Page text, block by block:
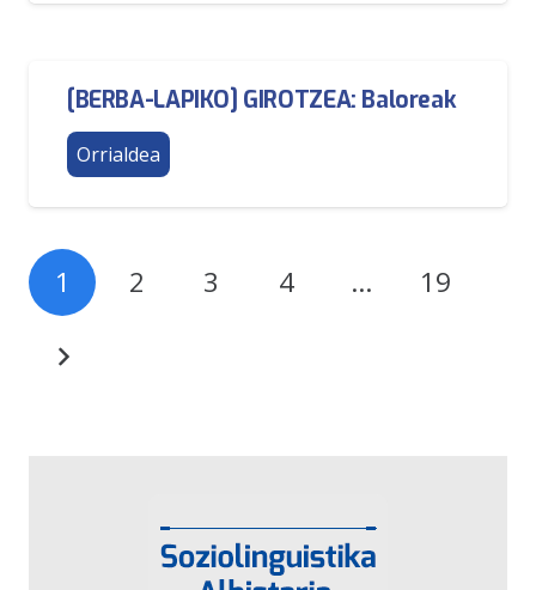
[BERBA-LAPIKO] GIROTZEA: Baloreak
Orrialdea
1 2 3 4 … 19